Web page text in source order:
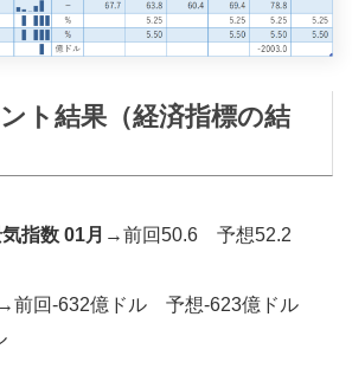
ト結果（経済指標の結
指数 01月 →前回50.6 予想52.2
→前回-632億ドル 予想-623億ドル